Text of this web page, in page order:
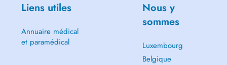
Liens utiles
Annuaire médical
et paramédical
Nous y
sommes
Luxembourg
Belgique